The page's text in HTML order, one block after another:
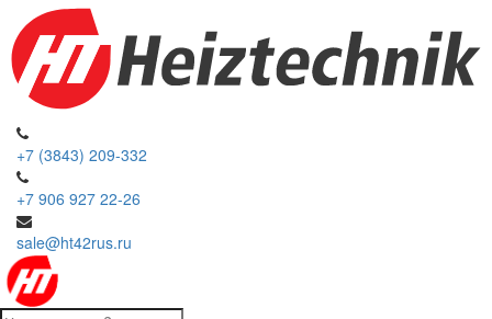
+7 (3843) 209-332
+7 906 927 22-26
sale@ht42rus.ru